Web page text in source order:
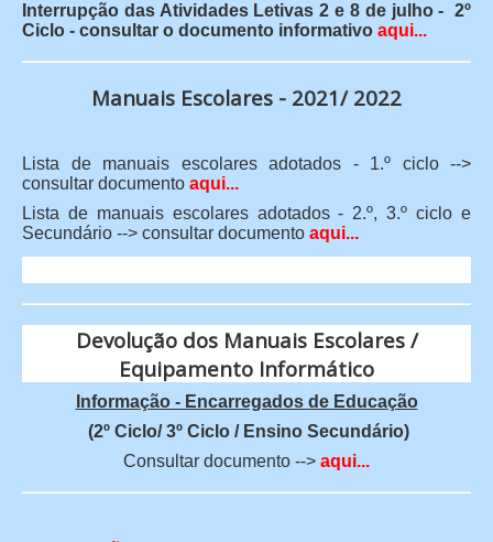
Interrupção das Atividades Letivas 2 e 8 de julho - 2º
Ciclo - consultar o documento informativo aqui...
Manuais Escolares - 2021/ 2022
Lista de manuais escolares adotados - 1.º ciclo -->
consultar documento aqui...
Lista de manuais escolares adotados - 2.º, 3.º ciclo e
Secundário --> consultar documento aqui...
Devolução dos Manuais Escolares /
Equipamento Informático
Informação - Encarregados de Educação
(2º Ciclo/ 3º Ciclo / Ensino Secundário)
Consultar documento --> aqui...